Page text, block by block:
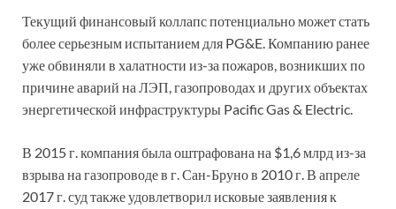
Текущий финансовый коллапс потенциально может стать
более серьезным испытанием для PG&E. Компанию ранее
уже обвиняли в халатности из-за пожаров, возникших по
причине аварий на ЛЭП, газопроводах и других объектах
энергетической инфраструктуры Pacific Gas & Electric.
В 2015 г. компания была оштрафована на $1,6 млрд из-за
взрыва на газопроводе в г. Сан-Бруно в 2010 г. В апреле
2017 г. суд также удовлетворил исковые заявления к